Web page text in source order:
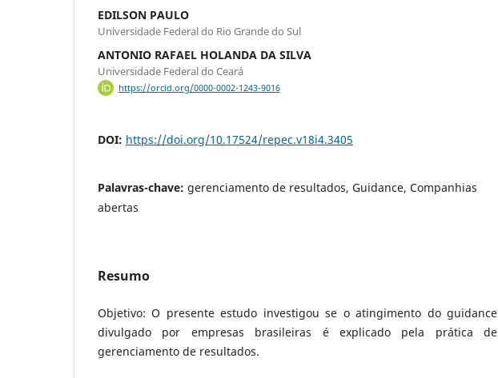
EDILSON PAULO
Universidade Federal do Rio Grande do Sul
ANTONIO RAFAEL HOLANDA DA SILVA
Universidade Federal do Ceará
https://orcid.org/0000-0002-1243-9016
DOI: https://doi.org/10.17524/repec.v18i4.3405
Palavras-chave: gerenciamento de resultados, Guidance, Companhias
abertas
Resumo
Objetivo: O presente estudo investigou se o atingimento do guidance
divulgado por empresas brasileiras é explicado pela prática de
gerenciamento de resultados.